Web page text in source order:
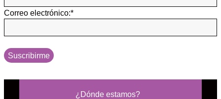
Correo electrónico:*
Suscribirme
¿Dónde estamos?